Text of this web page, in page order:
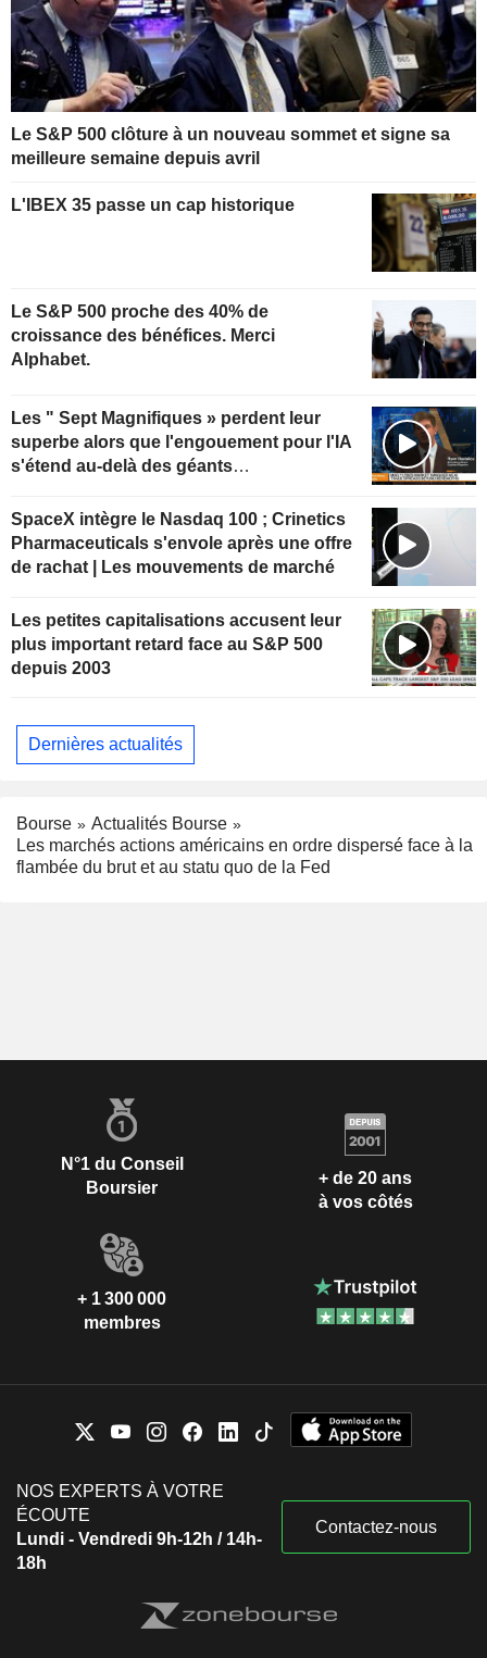
Le S&P 500 clôture à un nouveau sommet et signe sa
meilleure semaine depuis avril
L'IBEX 35 passe un cap historique
Le S&P 500 proche des 40% de
croissance des bénéfices. Merci
Alphabet.
Les " Sept Magnifiques » perdent leur
superbe alors que l'engouement pour l'IA
s'étend au-delà des géants
SpaceX intègre le Nasdaq 100 ; Crinetics
Pharmaceuticals s'envole après une offre
de rachat | Les mouvements de marché
Les petites capitalisations accusent leur
plus important retard face au S&P 500
depuis 2003
Dernières actualités
Bourse
Actualités Bourse
Les marchés actions américains en ordre dispersé face à la
flambée du brut et au statu quo de la Fed
N°1 du Conseil
Boursier
+ de 20 ans
à vos côtés
+ 1 300 000
membres
NOS EXPERTS À VOTRE
ÉCOUTE
Lundi - Vendredi 9h-12h / 14h-
18h
Contactez-nous